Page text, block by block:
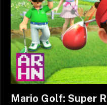
Mario Golf: Super